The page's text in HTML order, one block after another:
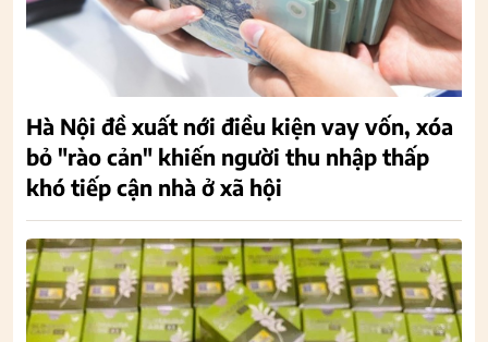
Hà Nội đề xuất nới điều kiện vay vốn, xóa
bỏ "rào cản" khiến người thu nhập thấp
khó tiếp cận nhà ở xã hội